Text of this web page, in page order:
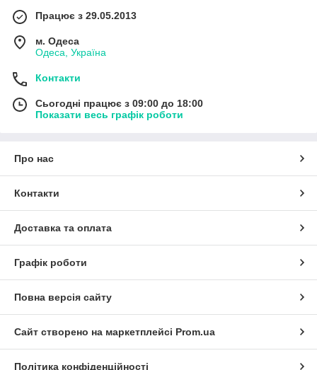
Працює з 29.05.2013
м. Одеса
Одеса, Україна
Контакти
Сьогодні працює з 09:00 до 18:00
Показати весь графік роботи
Про нас
Контакти
Доставка та оплата
Графік роботи
Повна версія сайту
Сайт створено на маркетплейсі Prom.ua
Політика конфіденційності